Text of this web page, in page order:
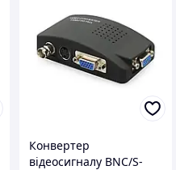
Конвертер
відеосигналу BNC/S-